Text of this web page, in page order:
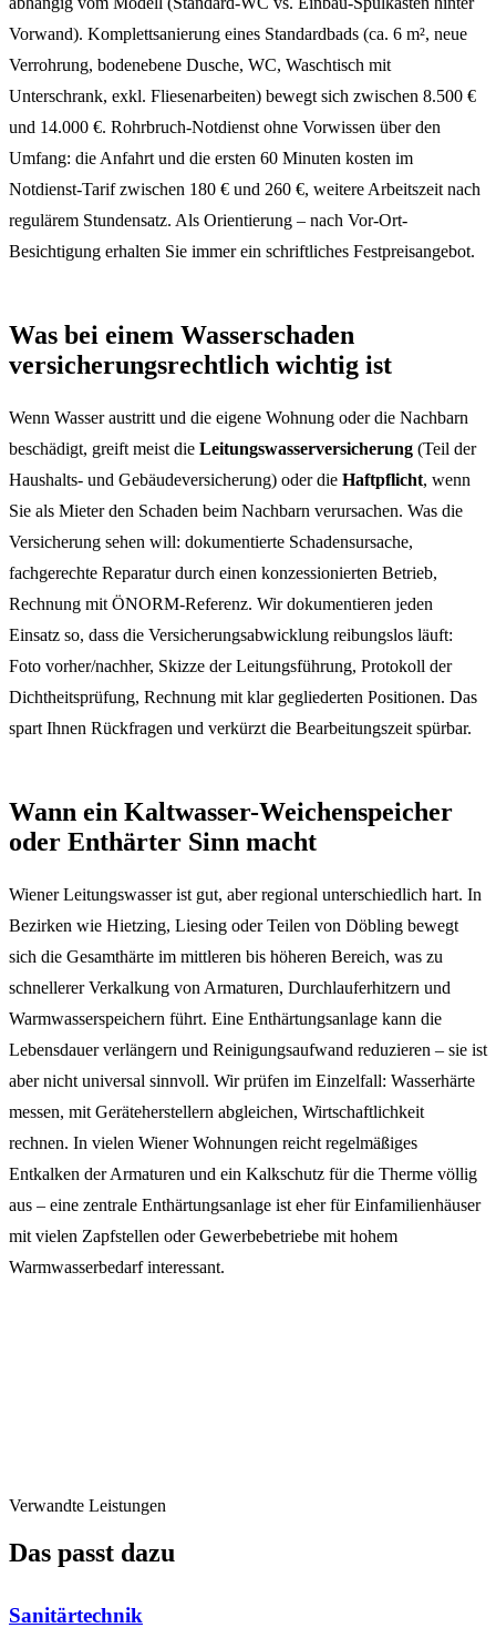
Vorwand). Komplettsanierung eines Standardbads (ca. 6 m², neue
Verrohrung, bodenebene Dusche, WC, Waschtisch mit
Unterschrank, exkl. Fliesenarbeiten) bewegt sich zwischen 8.500 €
und 14.000 €. Rohrbruch-Notdienst ohne Vorwissen über den
Umfang: die Anfahrt und die ersten 60 Minuten kosten im
Notdienst-Tarif zwischen 180 € und 260 €, weitere Arbeitszeit nach
regulärem Stundensatz. Als Orientierung – nach Vor-Ort-
Besichtigung erhalten Sie immer ein schriftliches Festpreisangebot.
Was bei einem Wasserschaden
versicherungsrechtlich wichtig ist
Wenn Wasser austritt und die eigene Wohnung oder die Nachbarn
beschädigt, greift meist die Leitungswasserversicherung (Teil der
Haushalts- und Gebäudeversicherung) oder die Haftpflicht, wenn
Sie als Mieter den Schaden beim Nachbarn verursachen. Was die
Versicherung sehen will: dokumentierte Schadensursache,
fachgerechte Reparatur durch einen konzessionierten Betrieb,
Rechnung mit ÖNORM-Referenz. Wir dokumentieren jeden
Einsatz so, dass die Versicherungsabwicklung reibungslos läuft:
Foto vorher/nachher, Skizze der Leitungsführung, Protokoll der
Dichtheitsprüfung, Rechnung mit klar gegliederten Positionen. Das
spart Ihnen Rückfragen und verkürzt die Bearbeitungszeit spürbar.
Wann ein Kaltwasser-Weichenspeicher
oder Enthärter Sinn macht
Wiener Leitungswasser ist gut, aber regional unterschiedlich hart. In
Bezirken wie Hietzing, Liesing oder Teilen von Döbling bewegt
sich die Gesamthärte im mittleren bis höheren Bereich, was zu
schnellerer Verkalkung von Armaturen, Durchlauferhitzern und
Warmwasserspeichern führt. Eine Enthärtungsanlage kann die
Lebensdauer verlängern und Reinigungsaufwand reduzieren – sie ist
aber nicht universal sinnvoll. Wir prüfen im Einzelfall: Wasserhärte
messen, mit Geräteherstellern abgleichen, Wirtschaftlichkeit
rechnen. In vielen Wiener Wohnungen reicht regelmäßiges
Entkalken der Armaturen und ein Kalkschutz für die Therme völlig
aus – eine zentrale Enthärtungsanlage ist eher für Einfamilienhäuser
mit vielen Zapfstellen oder Gewerbebetriebe mit hohem
Warmwasserbedarf interessant.
Verwandte Leistungen
Das passt dazu
Sanitärtechnik